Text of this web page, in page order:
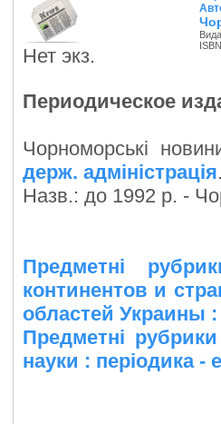
Нет экз.
Периодическое
Чорноморські
держ. адміністрація
Назв.: до 1992 р. -
Предметні
континентов и
областей Украины
Предметні
науки : періодика -